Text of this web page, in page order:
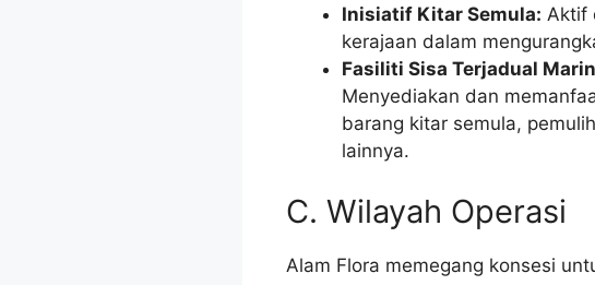
Inisiatif Kitar Semula: Aktif
kerajaan dalam
Fasiliti Sisa Terjadual
Menyediakan dan
barang kitar semula,
lainnya.
C. Wilayah Operasi
Alam Flora memegang konsesi